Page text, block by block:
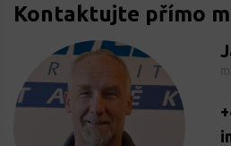
Kontaktujte přímo